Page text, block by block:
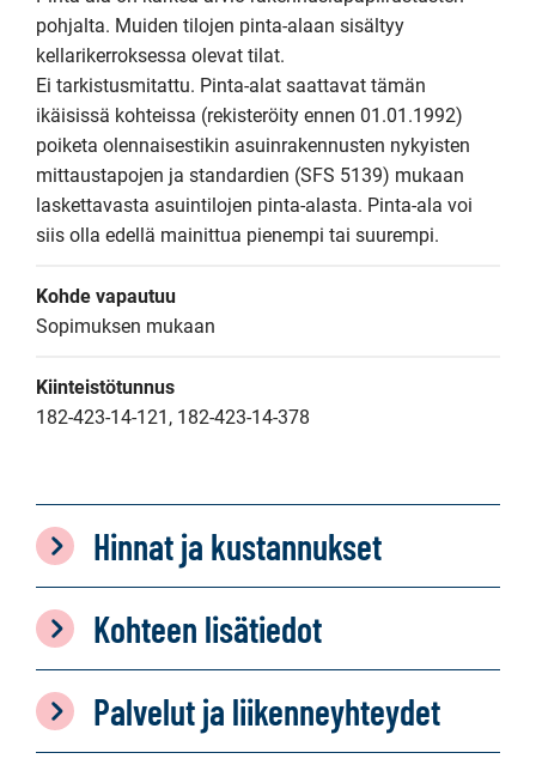
pohjalta. Muiden tilojen pinta-alaan sisältyy
kellarikerroksessa olevat tilat.
Ei tarkistusmitattu. Pinta-alat saattavat tämän
ikäisissä kohteissa (rekisteröity ennen 01.01.1992)
poiketa olennaisestikin asuinrakennusten nykyisten
mittaustapojen ja standardien (SFS 5139) mukaan
laskettavasta asuintilojen pinta-alasta. Pinta-ala voi
siis olla edellä mainittua pienempi tai suurempi.
Kohde vapautuu
Sopimuksen mukaan
Kiinteistötunnus
182-423-14-121, 182-423-14-378
Hinnat ja kustannukset
Kohteen lisätiedot
Palvelut ja liikenneyhteydet